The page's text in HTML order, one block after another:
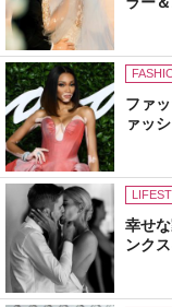
ファ
ァッ
幸せ
ンク